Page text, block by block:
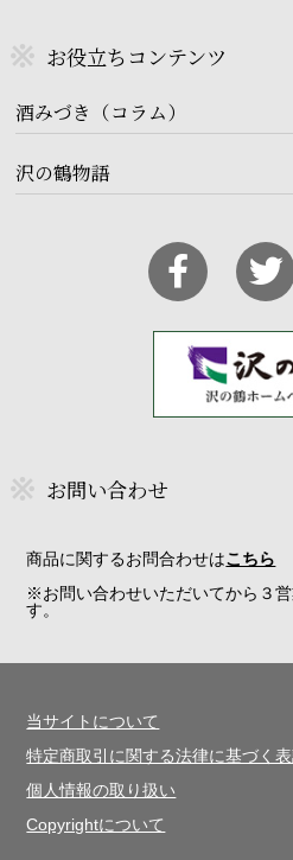
お役立ちコンテンツ
酒みづき（コラム）
沢の鶴物語
お問い合わせ
商品に関するお問合わせはこちら
※お問い合わせいただいてから３
す。
当サイトについて
特定商取引に関する法律に基づく
個人情報の取り扱い
Copyrightについて